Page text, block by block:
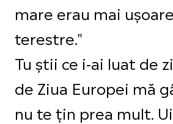
mare erau mai
terestre."
Tu știi ce i-ai luat de
de Ziua Europei mă
nu te țin prea mult.